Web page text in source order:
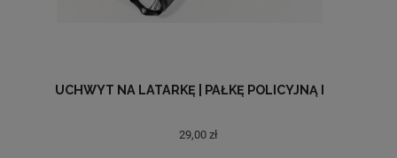
UCHWYT NA LATARKĘ | PAŁKĘ POLICYJNĄ I
29,00 zł